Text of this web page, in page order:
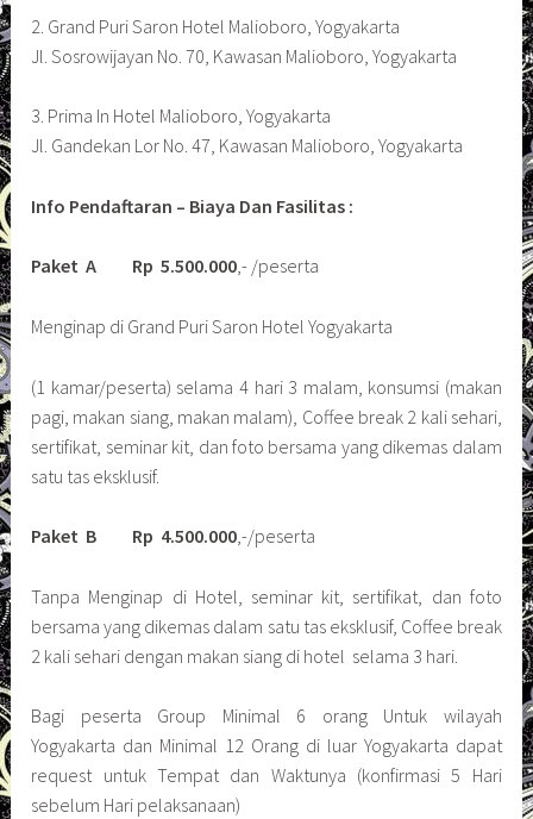
2. Grand Puri Saron Hotel Malioboro, Yogyakarta
Jl. Sosrowijayan No. 70, Kawasan Malioboro, Yogyakarta
3. Prima In Hotel Malioboro, Yogyakarta
Jl. Gandekan Lor No. 47, Kawasan Malioboro, Yogyakarta
Info Pendaftaran – Biaya Dan Fasilitas :
Paket A Rp 5.500.000,- /peserta
Menginap di Grand Puri Saron Hotel Yogyakarta
(1 kamar/peserta) selama 4 hari 3 malam, konsumsi (makan
pagi, makan siang, makan malam), Coffee break 2 kali sehari,
sertifikat, seminar kit, dan foto bersama yang dikemas dalam
satu tas eksklusif.
Paket B Rp 4.500.000,-/peserta
Tanpa Menginap di Hotel, seminar kit, sertifikat, dan foto
bersama yang dikemas dalam satu tas eksklusif, Coffee break
2 kali sehari dengan makan siang di hotel selama 3 hari.
Bagi peserta Group Minimal 6 orang Untuk wilayah
Yogyakarta dan Minimal 12 Orang di luar Yogyakarta dapat
request untuk Tempat dan Waktunya (konfirmasi 5 Hari
sebelum Hari pelaksanaan)